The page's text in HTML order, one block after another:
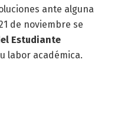
ante alguna
de noviembre se
Estudiante
labor académica.